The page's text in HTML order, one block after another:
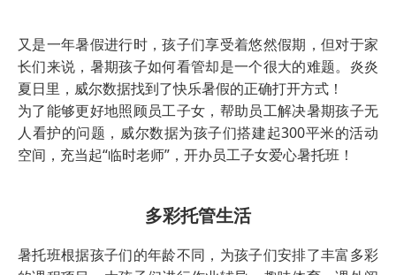
又是一年暑假进行时，孩子们享受着悠然假期，但对于家
长们来说，暑期孩子如何看管却是一个很大的难题。炎炎
夏日里，威尔数据找到了快乐暑假的正确打开方式！
为了能够更好地照顾员工子女，帮助员工解决暑期孩子无
人看护的问题，威尔数据为孩子们搭建起300平米的活动
空间，充当起“临时老师”，开办员工子女爱心暑托班！
多彩托管生活
暑托班根据孩子们的年龄不同，为孩子们安排了丰富多彩